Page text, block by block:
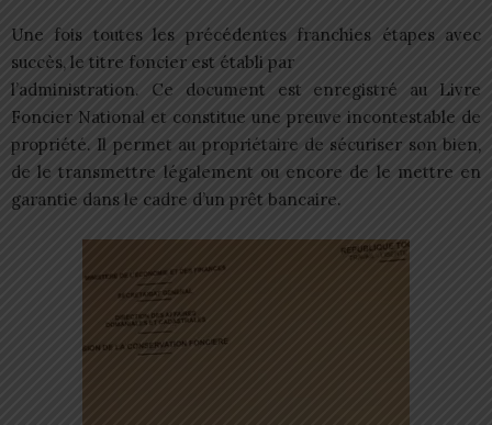
Une fois toutes les précédentes franchies étapes avec
succès, le titre foncier est établi par
l’administration. Ce document est enregistré au Livre
Foncier National et constitue une preuve incontestable de
propriété. Il permet au propriétaire de sécuriser son bien,
de le transmettre légalement ou encore de le mettre en
garantie dans le cadre d’un prêt bancaire.